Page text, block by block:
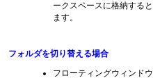
ークスペースに格納する
ます。
フォルダを切り替える場合
フローティングウィンド